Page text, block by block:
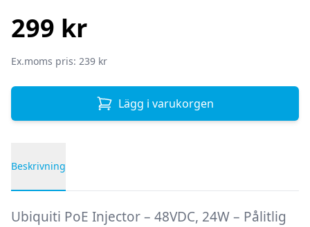
299 kr
Ex.moms pris: 239 kr
Lägg i varukorgen
Beskrivning
Ubiquiti PoE Injector – 48VDC, 24W – Pålitlig